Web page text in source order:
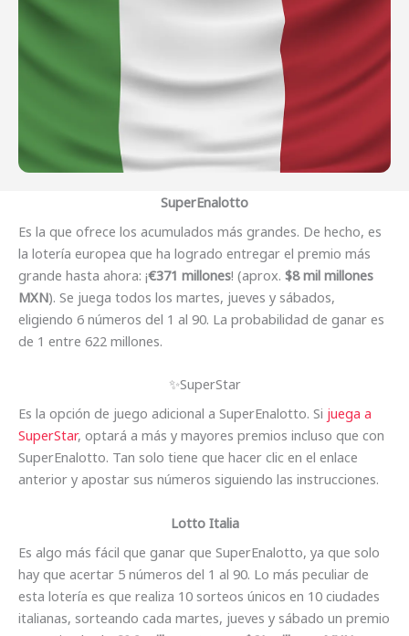
SuperEnalotto
Es la que ofrece los acumulados más grandes. De hecho, es
la lotería europea que ha logrado entregar el premio más
grande hasta ahora: ¡€371 millones! (aprox. $8 mil millones
MXN). Se juega todos los martes, jueves y sábados,
eligiendo 6 números del 1 al 90. La probabilidad de ganar es
de 1 entre 622 millones.
✨SuperStar
Es la opción de juego adicional a SuperEnalotto. Si juega a
SuperStar, optará a más y mayores premios incluso que con
SuperEnalotto. Tan solo tiene que hacer clic en el enlace
anterior y apostar sus números siguiendo las instrucciones.
Lotto Italia
Es algo más fácil que ganar que SuperEnalotto, ya que solo
hay que acertar 5 números del 1 al 90. Lo más peculiar de
esta lotería es que realiza 10 sorteos únicos en 10 ciudades
italianas, sorteando cada martes, jueves y sábado un premio